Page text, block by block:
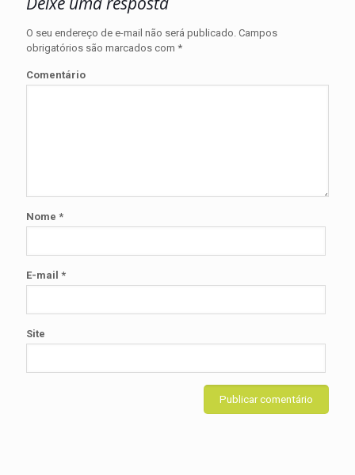
O seu endereço de e-mail não será publicado. Campos
obrigatórios são marcados com *
Comentário
Nome *
E-mail *
Site